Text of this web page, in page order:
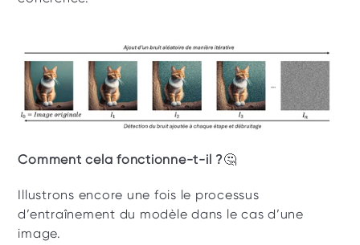
Comment cela fonctionne-t-il ?🤔
Illustrons encore une fois le processus
d’entraînement du modèle dans le cas d’une
image.